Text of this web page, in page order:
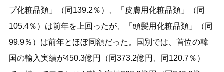
プ化粧品類」（同139.2％）、「皮膚用化粧品類」（同
105.4％）は前年を上回ったが、「頭髪用化粧品類」（同
99.9％）は前年とほぼ同額だった。国別では、首位の韓
国の輸入実績が450.3億円（同373.2億円、同120.7％）